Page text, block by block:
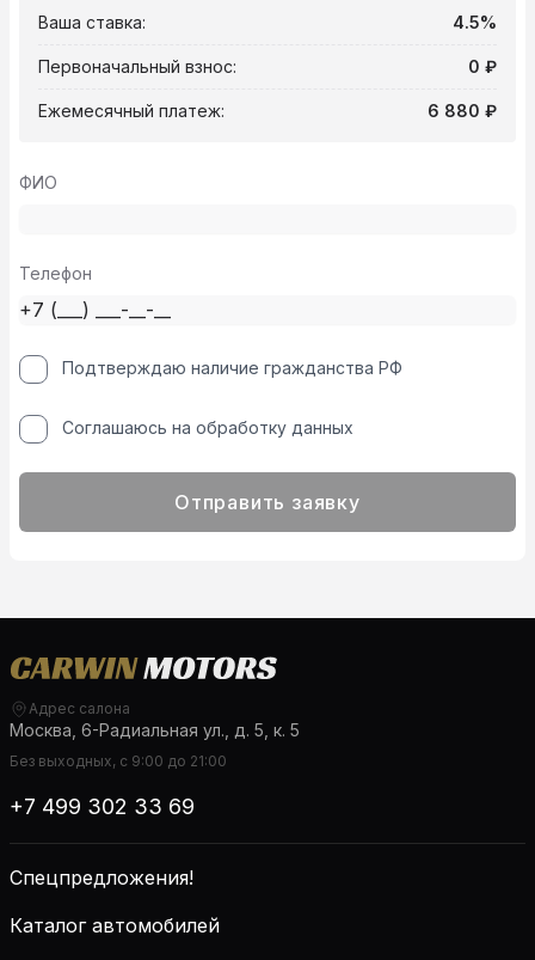
Ваша ставка: 4.5%
Первоначальный взнос: 0 ₽
Ежемесячный платеж: 6 880 ₽
ФИО
Телефон
Подтверждаю наличие гражданства РФ
Соглашаюсь на обработку данных
Отправить заявку
Адрес салона
Москва, 6-Радиальная ул., д. 5, к. 5
Без выходных, с 9:00 до 21:00
+7 499 302 33 69
Спецпредложения!
Каталог автомобилей